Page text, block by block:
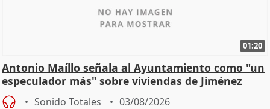
01:20
Antonio Maíllo señala al Ayuntamiento como "un
especulador más" sobre viviendas de Jiménez
Becerril
Sonido Totales 03/08/2026